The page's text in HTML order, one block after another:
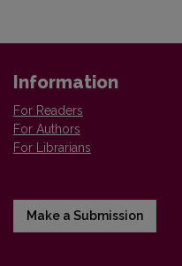
Information
For Readers
For Authors
For Librarians
Make a Submission